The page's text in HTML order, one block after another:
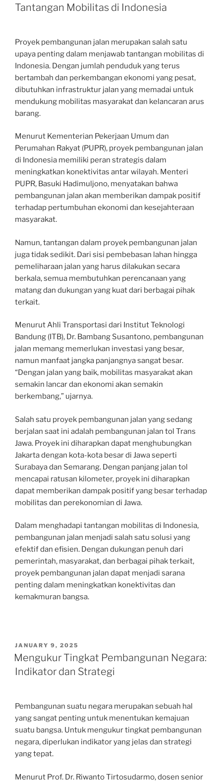
Tantangan Mobilitas di Indonesia
Proyek pembangunan jalan merupakan salah satu
upaya penting dalam menjawab tantangan mobilitas di
Indonesia. Dengan jumlah penduduk yang terus
bertambah dan perkembangan ekonomi yang pesat,
dibutuhkan infrastruktur jalan yang memadai untuk
mendukung mobilitas masyarakat dan kelancaran arus
barang.
Menurut Kementerian Pekerjaan Umum dan
Perumahan Rakyat (PUPR), proyek pembangunan jalan
di Indonesia memiliki peran strategis dalam
meningkatkan konektivitas antar wilayah. Menteri
PUPR, Basuki Hadimuljono, menyatakan bahwa
pembangunan jalan akan memberikan dampak positif
terhadap pertumbuhan ekonomi dan kesejahteraan
masyarakat.
Namun, tantangan dalam proyek pembangunan jalan
juga tidak sedikit. Dari sisi pembebasan lahan hingga
pemeliharaan jalan yang harus dilakukan secara
berkala, semua membutuhkan perencanaan yang
matang dan dukungan yang kuat dari berbagai pihak
terkait.
Menurut Ahli Transportasi dari Institut Teknologi
Bandung (ITB), Dr. Bambang Susantono, pembangunan
jalan memang memerlukan investasi yang besar,
namun manfaat jangka panjangnya sangat besar.
“Dengan jalan yang baik, mobilitas masyarakat akan
semakin lancar dan ekonomi akan semakin
berkembang,” ujarnya.
Salah satu proyek pembangunan jalan yang sedang
berjalan saat ini adalah pembangunan jalan tol Trans
Jawa. Proyek ini diharapkan dapat menghubungkan
Jakarta dengan kota-kota besar di Jawa seperti
Surabaya dan Semarang. Dengan panjang jalan tol
mencapai ratusan kilometer, proyek ini diharapkan
dapat memberikan dampak positif yang besar terhadap
mobilitas dan perekonomian di Jawa.
Dalam menghadapi tantangan mobilitas di Indonesia,
pembangunan jalan menjadi salah satu solusi yang
efektif dan efisien. Dengan dukungan penuh dari
pemerintah, masyarakat, dan berbagai pihak terkait,
proyek pembangunan jalan dapat menjadi sarana
penting dalam meningkatkan konektivitas dan
kemakmuran bangsa.
POSTED
ON
JANUARY 9, 2025
Mengukur Tingkat Pembangunan Negara:
Indikator dan Strategi
Pembangunan suatu negara merupakan sebuah hal
yang sangat penting untuk menentukan kemajuan
suatu bangsa. Untuk mengukur tingkat pembangunan
negara, diperlukan indikator yang jelas dan strategi
yang tepat.
Menurut Prof. Dr. Riwanto Tirtosudarmo, dosen senior